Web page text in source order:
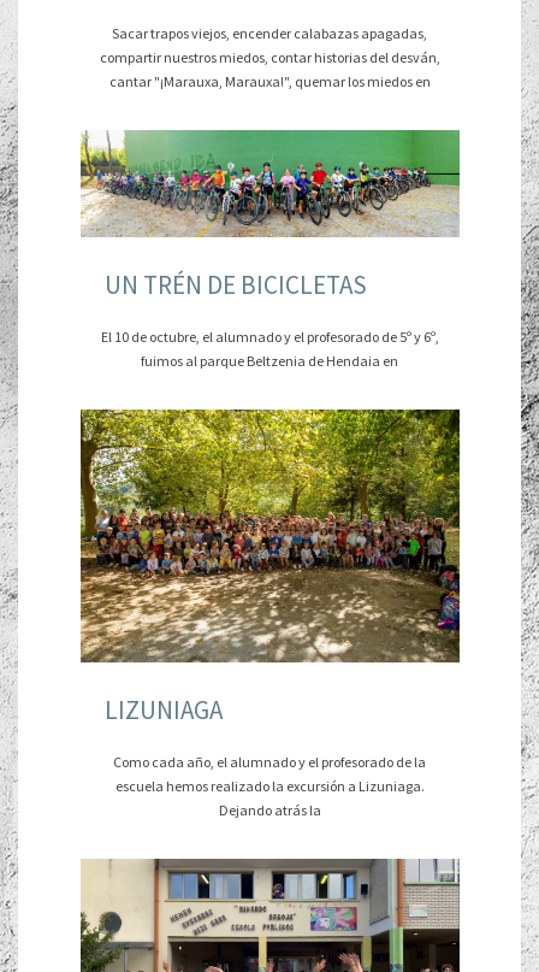
Sacar trapos viejos, encender calabazas apagadas,
compartir nuestros miedos, contar historias del desván,
cantar "¡Marauxa, Marauxa!", quemar los miedos en
UN TRÉN DE BICICLETAS
El 10 de octubre, el alumnado y el profesorado de 5º y 6º,
fuimos al parque Beltzenia de Hendaia en
LIZUNIAGA
Como cada año, el alumnado y el profesorado de la
escuela hemos realizado la excursión a Lizuniaga.
Dejando atrás la